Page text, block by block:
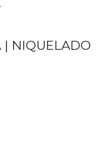
| NIQUELADO